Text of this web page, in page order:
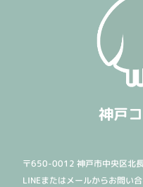
神戸
〒650-0012 神戸市中央区北
LINEまたはメールからお問い